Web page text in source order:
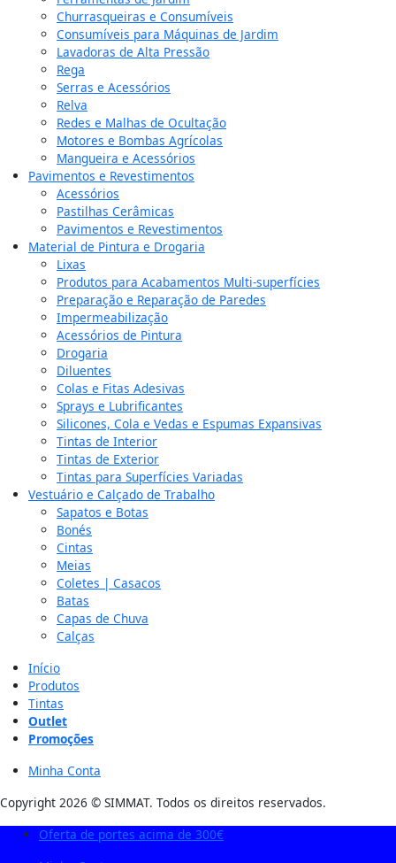
Churrasqueiras e Consumíveis
Consumíveis para Máquinas de Jardim
Lavadoras de Alta Pressão
Rega
Serras e Acessórios
Relva
Redes e Malhas de Ocultação
Motores e Bombas Agrícolas
Mangueira e Acessórios
Pavimentos e Revestimentos
Acessórios
Pastilhas Cerâmicas
Pavimentos e Revestimentos
Material de Pintura e Drogaria
Lixas
Produtos para Acabamentos Multi-superfícies
Preparação e Reparação de Paredes
Impermeabilização
Acessórios de Pintura
Drogaria
Diluentes
Colas e Fitas Adesivas
Sprays e Lubrificantes
Silicones, Cola e Vedas e Espumas Expansivas
Tintas de Interior
Tintas de Exterior
Tintas para Superfícies Variadas
Vestuário e Calçado de Trabalho
Sapatos e Botas
Bonés
Cintas
Meias
Coletes | Casacos
Batas
Capas de Chuva
Calças
Início
Produtos
Tintas
Outlet
Promoções
Minha Conta
Copyright 2026 © SIMMAT. Todos os direitos reservados.
Oferta de portes acima de 300€